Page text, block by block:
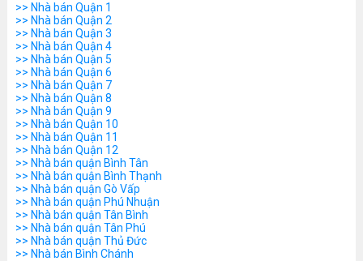
>> Nhà bán Quận 1
>> Nhà bán Quận 2
>> Nhà bán Quận 3
>> Nhà bán Quận 4
>> Nhà bán Quận 5
>> Nhà bán Quận 6
>> Nhà bán Quận 7
>> Nhà bán Quận 8
>> Nhà bán Quận 9
>> Nhà bán Quận 10
>> Nhà bán Quận 11
>> Nhà bán Quận 12
>> Nhà bán quận Bình Tân
>> Nhà bán quận Bình Thạnh
>> Nhà bán quận Gò Vấp
>> Nhà bán quận Phú Nhuận
>> Nhà bán quận Tân Bình
>> Nhà bán quận Tân Phú
>> Nhà bán quận Thủ Đức
>> Nhà bán Bình Chánh